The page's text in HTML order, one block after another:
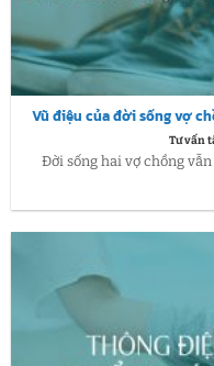
Vũ điệu của đời sống vợ
Tư vấn
Đời sống hai vợ chồng